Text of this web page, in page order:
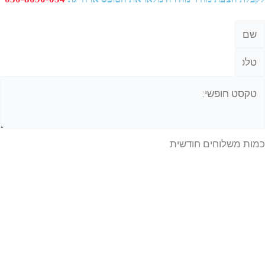
משלוחים חודשית